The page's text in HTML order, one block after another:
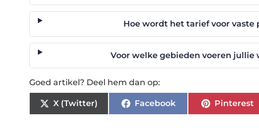
Hoe wordt het tarief voor vaste
Voor welke gebieden voeren
Goed artikel? Deel hem dan op:
X (Twitter) Facebook Pinterest